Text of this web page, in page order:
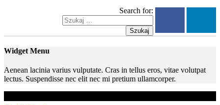
Search for:
Szukaj
Widget Menu
Aenean lacinia varius vulputate. Cras in tellus eros, vitae volutpat
lectus. Suspendisse nec elit nec mi pretium ullamcorper.